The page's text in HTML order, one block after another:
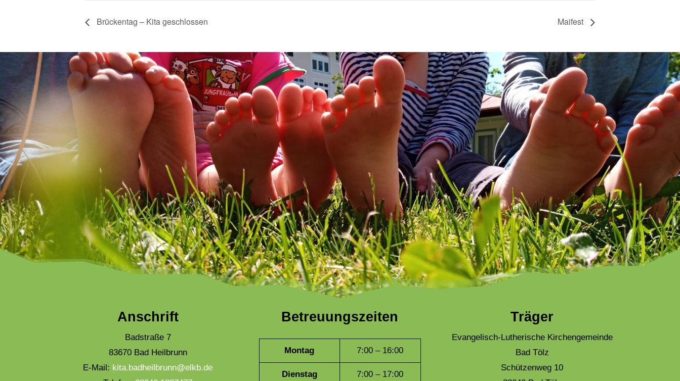
Brückentag – Kita geschlossen Maifest
Anschrift
Badstraße 7
83670 Bad Heilbrunn
E-Mail: kita.badheilbrunn@elkb.de
Betreuungszeiten
Montag 7:00 – 16:00
Dienstag 7:00 – 17:00
Träger
Evangelisch-Lutherische Kirchengemeinde
Bad Tölz
Schützenweg 10